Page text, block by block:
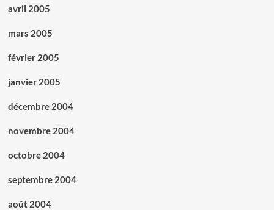
avril 2005
mars 2005
février 2005
janvier 2005
décembre 2004
novembre 2004
octobre 2004
septembre 2004
août 2004